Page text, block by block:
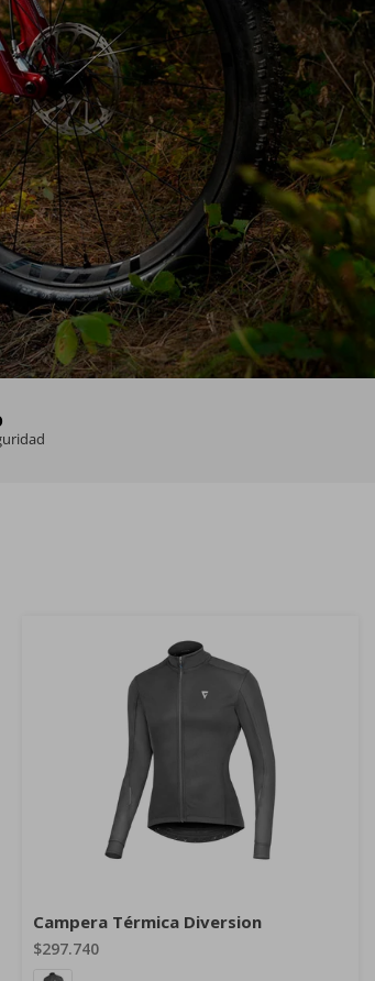
Campera Térmica Diversion
$297.740